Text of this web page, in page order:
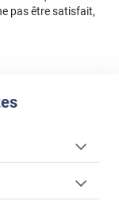
pas être satisfait,